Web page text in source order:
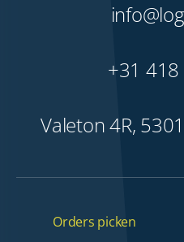
Orders picken
+31
Valeton 4R,